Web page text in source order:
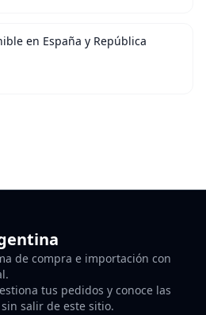
en España y República
de compra e importación con
tus pedidos y conoce las
salir de este sitio.